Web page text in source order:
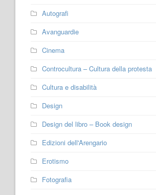
Autografi
Avanguardie
Cinema
Controcultura – Cultura della protesta
Cultura e disabilità
Design
Design del libro – Book design
Edizioni dell'Arengario
Erotismo
Fotografia